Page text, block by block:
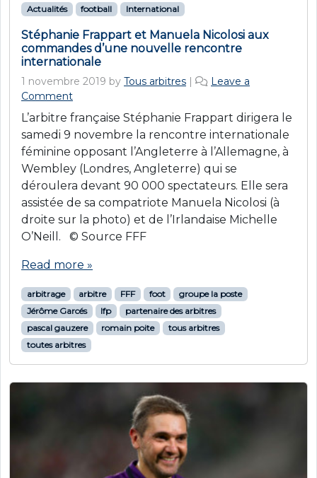
Actualités football International
Stéphanie Frappart et Manuela Nicolosi aux
commandes d’une nouvelle rencontre
internationale
1 novembre 2019 by Tous arbitres |
Leave a
Comment
L’arbitre française Stéphanie Frappart dirigera le
samedi 9 novembre la rencontre internationale
féminine opposant l’Angleterre à l’Allemagne, à
Wembley (Londres, Angleterre) qui se
déroulera devant 90 000 spectateurs. Elle sera
assistée de sa compatriote Manuela Nicolosi (à
droite sur la photo) et de l’Irlandaise Michelle
O’Neill. © Source FFF
Read more »
arbitrage arbitre FFF foot
groupe la poste
Jérôme Garcés
lfp
partenaire des arbitres
pascal gauzere
romain poite
tous arbitres
toutes arbitres